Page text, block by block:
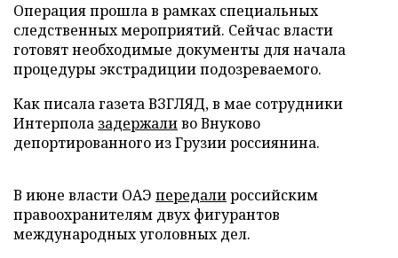
Операция прошла в рамках специальных
следственных мероприятий. Сейчас власти
готовят необходимые документы для начала
процедуры экстрадиции подозреваемого.
Как писала газета ВЗГЛЯД, в мае сотрудники
Интерпола задержаливо Внуково
депортированного из Грузии россиянина.
В июне власти ОАЭ передалироссийским
правоохранителям двух фигурантов
международных уголовных дел.